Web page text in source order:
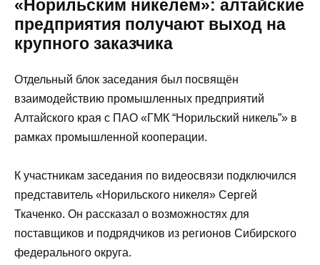
«Норильским никелем»: алтайские
предприятия получают выход на
крупного заказчика
Отдельный блок заседания был посвящён
взаимодействию промышленных предприятий
Алтайского края с ПАО «ГМК “Норильский никель”» в
рамках промышленной кооперации.
К участникам заседания по видеосвязи подключился
представитель «Норильского никеля» Сергей
Ткаченко. Он рассказал о возможностях для
поставщиков и подрядчиков из регионов Сибирского
федерального округа.